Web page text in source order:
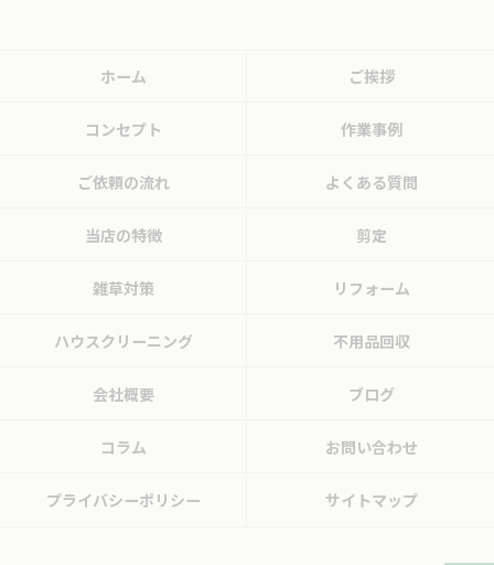
ホーム ご挨拶
コンセプト 作業事例
ご依頼の流れ よくある質問
当店の特徴 剪定
雑草対策 リフォーム
ハウスクリーニング 不用品回収
会社概要 ブログ
コラム お問い合わせ
プライバシーポリシー サイトマップ